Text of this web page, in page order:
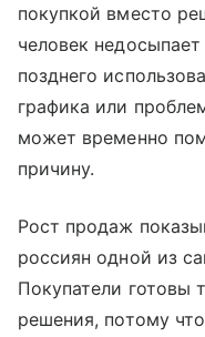
покупкой вместо
человек
позднего
графика или
может временно
причину.
Рост продаж
россиян одной из
Покупатели готовы
решения, потому что